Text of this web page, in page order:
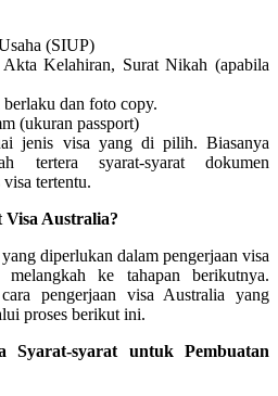
(SIUP)
Kelahiran, Surat Nikah (apabila
dan foto copy.
(ukuran passport)
jenis visa yang di pilih. Biasanya
tertera syarat-syarat dokumen
tertentu.
Australia?
diperlukan dalam pengerjaan visa
ke tahapan berikutnya.
pengerjaan visa Australia yang
proses berikut ini.
Syarat-syarat untuk Pembuatan